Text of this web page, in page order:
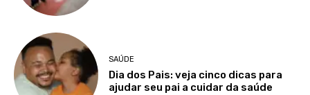
SAÚDE
Dia dos Pais: veja cinco dicas para
ajudar seu pai a cuidar da saúde